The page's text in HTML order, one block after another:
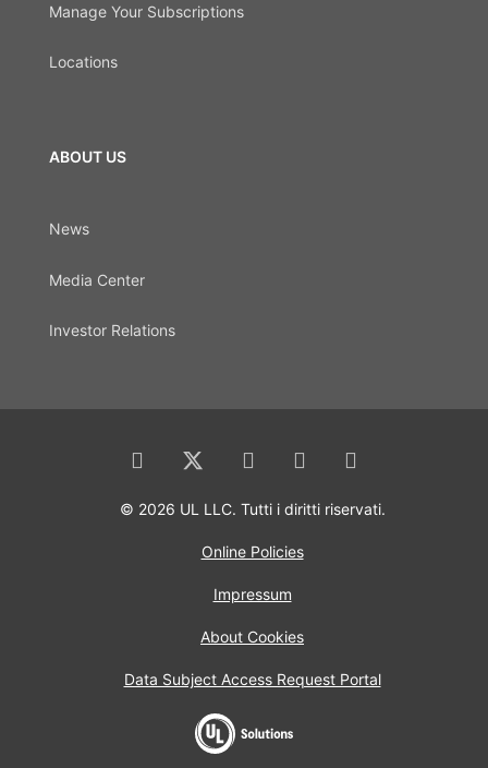
Manage Your Subscriptions
Locations
ABOUT US
News
Media Center
Investor Relations
© 2026 UL LLC. Tutti i diritti riservati.
Online Policies
Impressum
About Cookies
Data Subject Access Request Portal